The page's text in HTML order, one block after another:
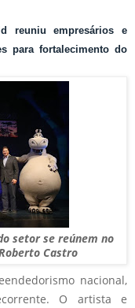
reuniu empresários e
para fortalecimento do
setor se reúnem no
Castro
nacional,
O artista e